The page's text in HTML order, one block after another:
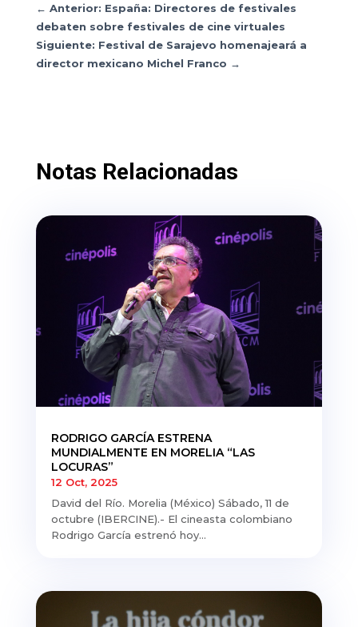
← Anterior: España: Directores de festivales
debaten sobre festivales de cine virtuales
Siguiente: Festival de Sarajevo homenajeará a
director mexicano Michel Franco →
Notas Relacionadas
RODRIGO GARCÍA ESTRENA
MUNDIALMENTE EN MORELIA “LAS
LOCURAS”
12 Oct, 2025
David del Río. Morelia (México) Sábado, 11 de
octubre (IBERCINE).- El cineasta colombiano
Rodrigo García estrenó hoy...